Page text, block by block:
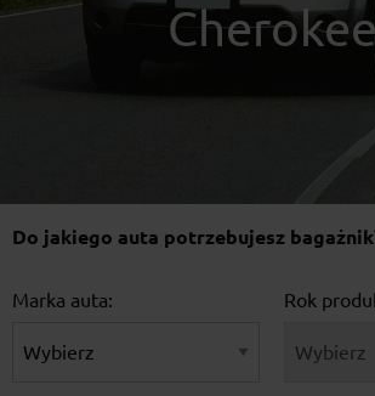
Do jakiego auta potrzebujesz
Marka auta: Rok